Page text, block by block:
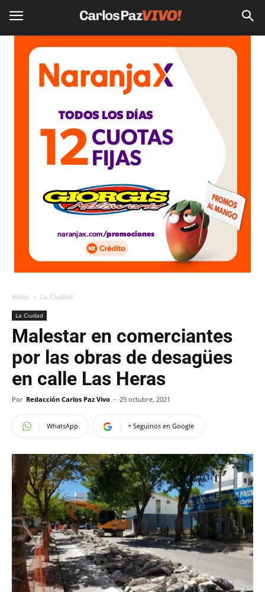
Inicio La Ciudad
La Ciudad
Malestar en comerciantes
por las obras de desagües
en calle Las Heras
Por Redacción Carlos Paz Vivo - 25 octubre, 2021
WhatsApp + Seguinos en Google